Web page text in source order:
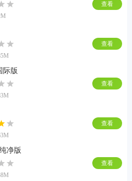
查看
查看
际版
查看
查看
净版
查看